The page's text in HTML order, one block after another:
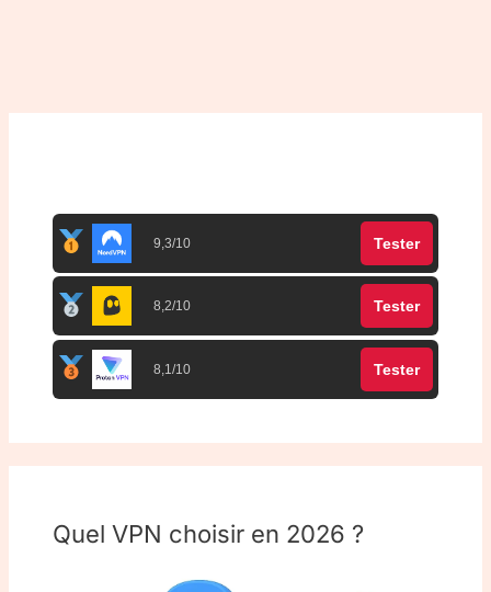
9,3/10 Tester
8,2/10 Tester
8,1/10 Tester
Quel VPN choisir en 2026 ?